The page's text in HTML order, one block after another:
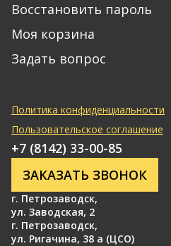
Восстановить пароль
Моя корзина
Задать вопрос
Политика конфиденциальности
Пользовательское соглашение
г. Петрозаводск,
ул. Заводская, 2
г. Петрозаводск,
ул. Ригачина, 38 а (ЦСО)
+7 (8142) 33-00-85
ЗАКАЗАТЬ ЗВОНОК